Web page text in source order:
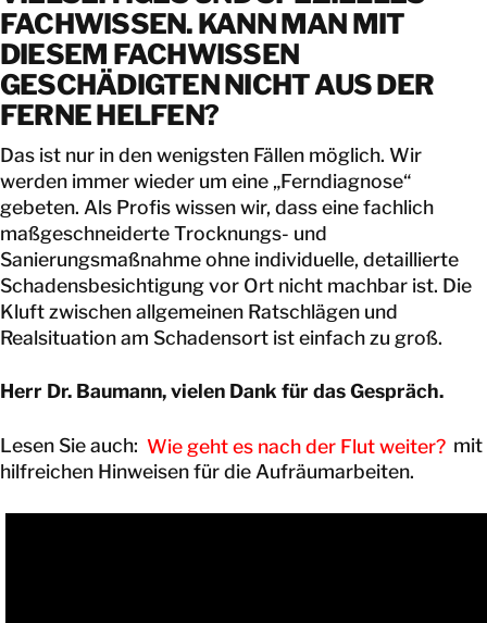
FACHWISSEN. KANN MAN MIT
DIESEM FACHWISSEN
GESCHÄDIGTEN NICHT AUS DER
FERNE HELFEN?
Das ist nur in den wenigsten Fällen möglich. Wir
werden immer wieder um eine „Ferndiagnose“
gebeten. Als Profis wissen wir, dass eine fachlich
maßgeschneiderte Trocknungs- und
Sanierungsmaßnahme ohne individuelle, detaillierte
Schadensbesichtigung vor Ort nicht machbar ist. Die
Kluft zwischen allgemeinen Ratschlägen und
Realsituation am Schadensort ist einfach zu groß.
Herr Dr. Baumann, vielen Dank für das Gespräch.
Lesen Sie auch: Wie geht es nach der Flut weiter? mit
hilfreichen Hinweisen für die Aufräumarbeiten.